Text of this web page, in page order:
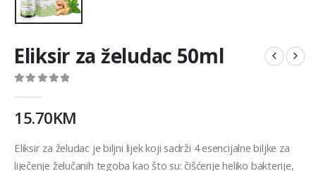
Eliksir za želudac 50ml
15.70KM
Eliksir za želudac je biljni lijek koji sadrži 4 esencijalne biljke za
liječenje želučanih tegoba kao što su: čišćenje heliko bakterije,